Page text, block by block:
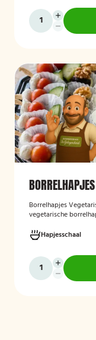
Borrelhapjes
vegetarische
selectie die geschikt
genieten van een
Hapjesschaal